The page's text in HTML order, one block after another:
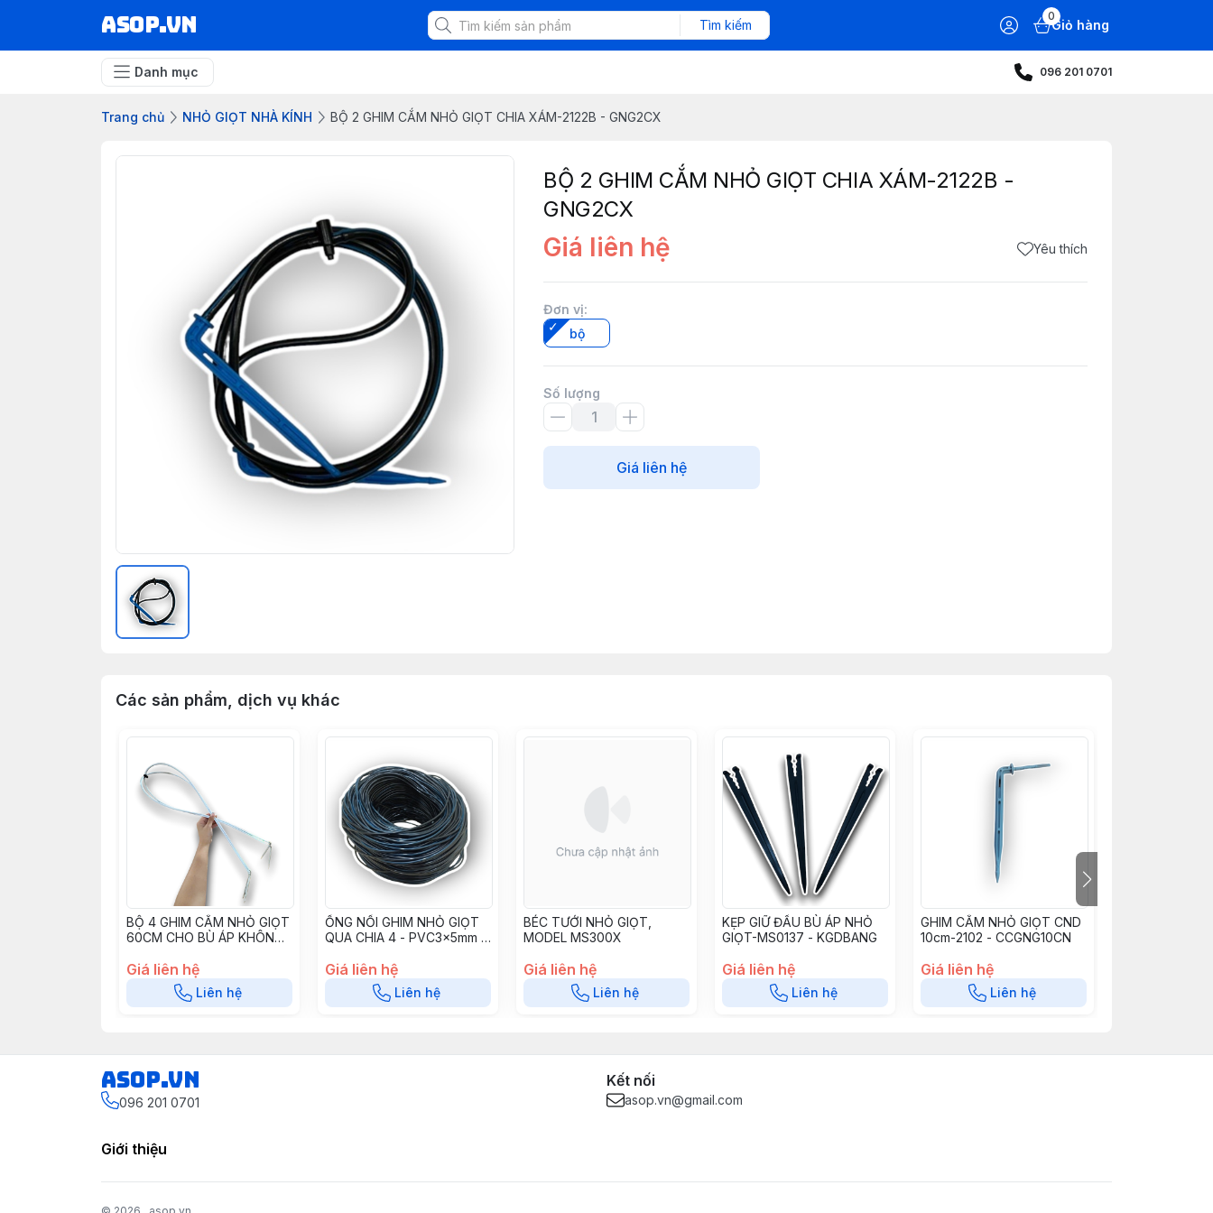
asop.vn Tìm kiếm
0
Giỏ hàng
Danh mục 096 201 0701
Trang chủ NHỎ GIỌT NHÀ KÍNH BỘ 2 GHIM CẮM NHỎ GIỌT CHIA XÁM-2122B - GNG2CX
BỘ 2 GHIM CẮM NHỎ GIỌT CHIA XÁM-2122B -
GNG2CX
Giá liên hệ Yêu thích
Đơn vị:
bộ
Số lượng
Giá liên hệ
Các sản phẩm, dịch vụ khác
BỘ 4 GHIM CẮM NHỎ GIỌT
60CM CHO BÙ ÁP KHÔNG
Giá liên hệ
Liên hệ
ỐNG NỐI GHIM NHỎ GIỌT
QUA CHIA 4 - PVC3x5mm -
Giá liên hệ
Liên hệ
BÉC TƯỚI NHỎ GIỌT,
MODEL MS300X
Giá liên hệ
Liên hệ
KẸP GIỮ ĐẦU BÙ ÁP NHỎ
GIỌT-MS0137 - KGDBANG
Giá liên hệ
Liên hệ
GHIM CẮM NHỎ GIỌT CND
10cm-2102 - CCGNG10CN
Giá liên hệ
Liên hệ
asop.vn
096 201 0701
Kết nối
asop.vn@gmail.com
Giới thiệu